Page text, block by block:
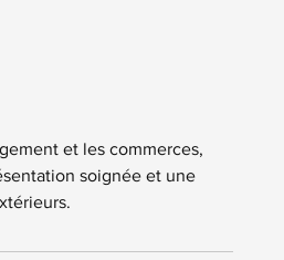
et les commerces,
soignée et une